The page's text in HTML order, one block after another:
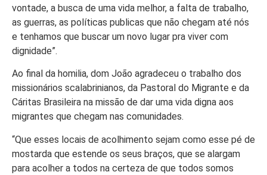
vontade, a busca de uma vida melhor, a falta de trabalho,
as guerras, as políticas publicas que não chegam até nós
e tenhamos que buscar um novo lugar pra viver com
dignidade”.
Ao final da homilia, dom João agradeceu o trabalho dos
missionários scalabrinianos, da Pastoral do Migrante e da
Cáritas Brasileira na missão de dar uma vida digna aos
migrantes que chegam nas comunidades.
“Que esses locais de acolhimento sejam como esse pé de
mostarda que estende os seus braços, que se alargam
para acolher a todos na certeza de que todos somos